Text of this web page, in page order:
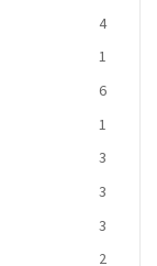
4
1
6
1
3
3
3
2